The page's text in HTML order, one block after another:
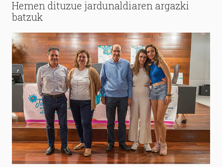
Hemen dituzue jardunaldiaren argazki
batzuk